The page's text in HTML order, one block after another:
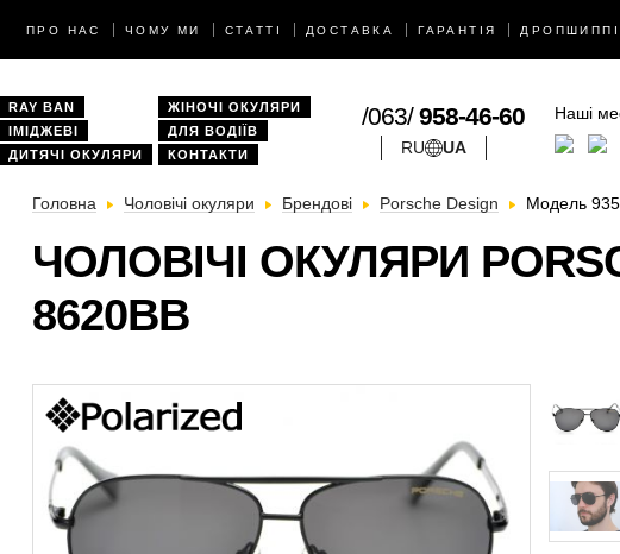
ПРО НАС ЧОМУ МИ СТАТТІ ДОСТАВКА ГАРАНТІЯ
RAY BAN
ЖІНОЧІ ОКУЛЯРИ
ІМІДЖЕВІ
ДЛЯ ВОДІЇВ
ДИТЯЧІ ОКУЛЯРИ КОНТАКТИ
/063/958-46-60
RU UA
Наші
Головна Чоловічі окуляри Брендові Porsche Design Модель
ЧОЛОВІЧІ ОКУЛЯРИ
8620BB